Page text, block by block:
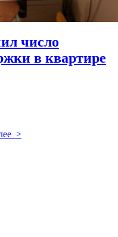
число
в квартире
>